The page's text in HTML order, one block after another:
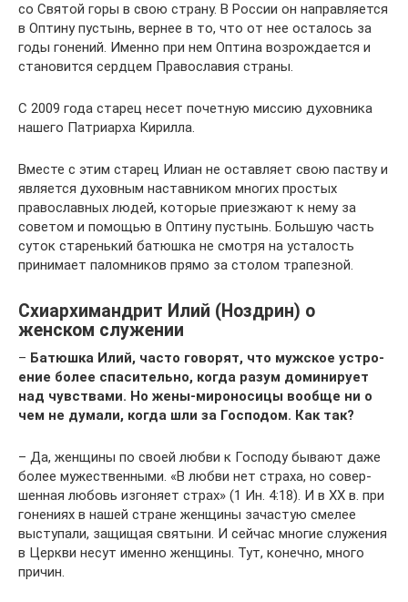
со Святой горы в свою страну. В России он направляется
в Оптину пустынь, вернее в то, что от нее осталось за
годы гонений. Именно при нем Оптина возрождается и
становится сердцем Православия страны.
С 2009 года старец несет почетную миссию духовника
нашего Патриарха Кирилла.
Вместе с этим старец Илиан не оставляет свою паству и
является духовным наставником многих простых
православных людей, которые приезжают к нему за
советом и помощью в Оптину пустынь. Большую часть
суток старенький батюшка не смотря на усталость
принимает паломников прямо за столом трапезной.
Схиархимандрит Илий (Ноздрин) о
женском служении
– Батюш­ка Илий, часто гово­рят, что муж­ское устро­
е­ние более спа­си­тель­но, когда разум доми­ни­ру­ет
над чув­ства­ми. Но жены-миро­но­си­цы вооб­ще ни о
чем не дума­ли, когда шли за Гос­по­дом. Как так?
– Да, жен­щи­ны по сво­ей люб­ви к Гос­по­ду быва­ют даже
более муже­ствен­ны­ми. «В люб­ви нет стра­ха, но совер­
шен­ная любовь изго­ня­ет страх» (1 Ин. 4:18). И в XX в. при
гоне­ни­ях в нашей стране жен­щи­ны зача­стую сме­лее
высту­па­ли, защи­щая свя­ты­ни. И сей­час мно­гие слу­же­ния
в Церк­ви несут имен­но жен­щи­ны. Тут, конеч­но, мно­го
причин.